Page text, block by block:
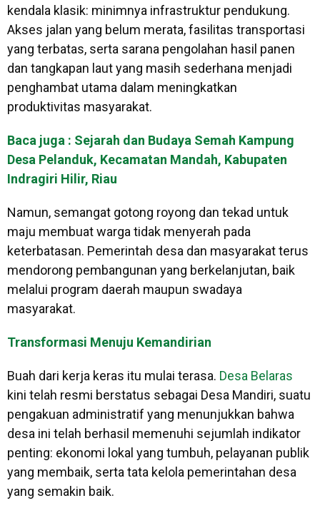
kendala klasik: minimnya infrastruktur pendukung.
Akses jalan yang belum merata, fasilitas transportasi
yang terbatas, serta sarana pengolahan hasil panen
dan tangkapan laut yang masih sederhana menjadi
penghambat utama dalam meningkatkan
produktivitas masyarakat.
Baca juga : Sejarah dan Budaya Semah Kampung
Desa Pelanduk, Kecamatan Mandah, Kabupaten
Indragiri Hilir, Riau
Namun, semangat gotong royong dan tekad untuk
maju membuat warga tidak menyerah pada
keterbatasan. Pemerintah desa dan masyarakat terus
mendorong pembangunan yang berkelanjutan, baik
melalui program daerah maupun swadaya
masyarakat.
Transformasi Menuju Kemandirian
Buah dari kerja keras itu mulai terasa. Desa Belaras
kini telah resmi berstatus sebagai Desa Mandiri, suatu
pengakuan administratif yang menunjukkan bahwa
desa ini telah berhasil memenuhi sejumlah indikator
penting: ekonomi lokal yang tumbuh, pelayanan publik
yang membaik, serta tata kelola pemerintahan desa
yang semakin baik.